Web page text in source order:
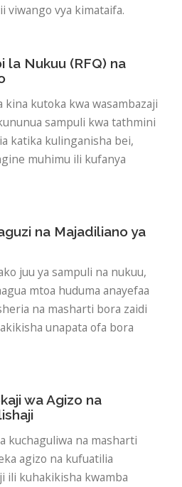
viwango vya kimataifa.
la Nukuu (RFQ) na
kina kutoka kwa wasambazaji
sampuli kwa tathmini
katika kulinganisha bei,
muhimu ili kufanya
na Majadiliano ya
juu ya sampuli na nukuu,
mtoa huduma anayefaa
na masharti bora zaidi
unapata ofa bora
wa Agizo na
kuchaguliwa na masharti
agizo na kufuatilia
ili kuhakikisha kwamba